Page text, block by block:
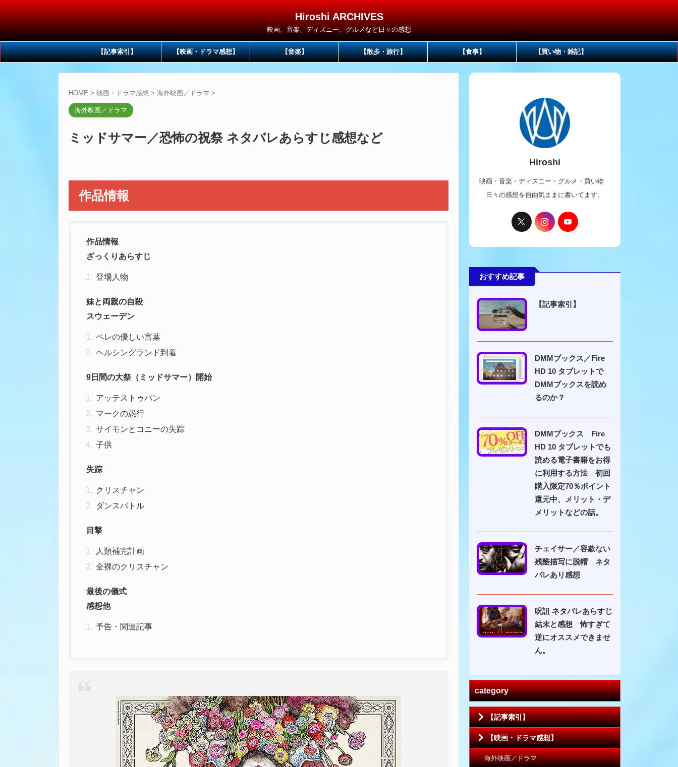
Hiroshi ARCHIVES
映画、音楽、ディズニー、グルメなど日々の感想
【記事索引】 【映画・ドラマ感想】 【音楽】 【散歩・旅行】 【食事】 【買い物・雑記】
HOME > 映画・ドラマ感想 > 海外映画／ドラマ >
海外映画／ドラマ
ミッドサマー／恐怖の祝祭 ネタバレあらすじ感想など
作品情報
作品情報
ざっくりあらすじ
登場人物
妹と両親の自殺
スウェーデン
ペレの優しい言葉
ヘルシングランド到着
9日間の大祭（ミッドサマー）開始
アッテストゥパン
マークの愚行
サイモンとコニーの失踪
子供
失踪
クリスチャン
ダンスバトル
目撃
人類補完計画
全裸のクリスチャン
最後の儀式
感想他
予告・関連記事
Hiroshi
映画・音楽・ディズニー・グルメ・買い物
日々の感想を自由気ままに書いてます。
おすすめ記事
【記事索引】
DMMブックス／Fire
HD 10 タブレットで
DMMブックスを読め
るのか？
DMMブックス Fire
HD 10 タブレットでも
読める電子書籍をお得
に利用する方法 初回
購入限定70％ポイント
還元中、メリット・デ
メリットなどの話。
チェイサー／容赦ない
残酷描写に脱帽 ネタ
バレあり感想
呪詛 ネタバレあらすじ
結末と感想 怖すぎて
逆にオススメできませ
ん。
category
【記事索引】
【映画・ドラマ感想】
海外映画／ドラマ